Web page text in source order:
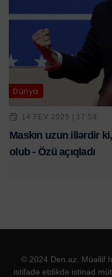
Dünya
14 FEV 2025 | 17:59
Maskın uzun illərdir
olub - Özü açıqladı
© 2024 Den.az. Müəllif
istifadə etdikdə istinad